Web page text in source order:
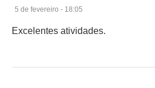
5 de fevereiro - 18:05
Excelentes atividades.